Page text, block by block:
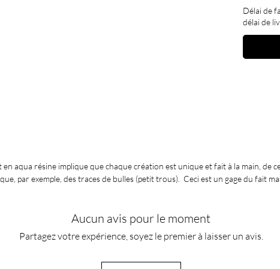
.
. Fait
Délai de
délai de
aqua résine implique que chaque création est unique et fait à la main, de
par exemple, des traces de bulles (petit trous). Ceci est un gage du fait
Aucun avis pour le moment
Partagez votre expérience, soyez le premier à laisser un avis.